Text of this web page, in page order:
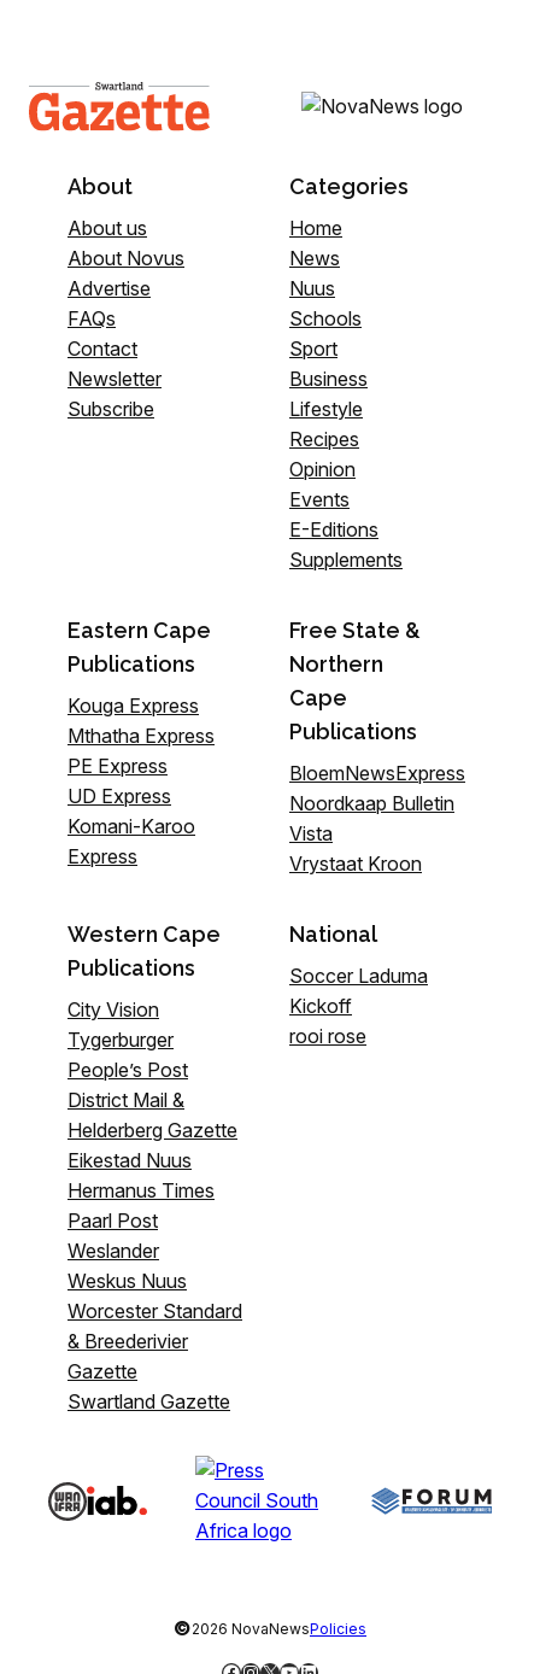
About
About us
About Novus
Advertise
FAQs
Contact
Newsletter
Subscribe
Categories
Home
News
Nuus
Schools
Sport
Business
Lifestyle
Recipes
Opinion
Events
E-Editions
Supplements
Eastern Cape
Publications
Kouga Express
Mthatha Express
PE Express
UD Express
Komani-Karoo
Express
Free State &
Northern
Cape
Publications
BloemNewsExpress
Noordkaap Bulletin
Vista
Vrystaat Kroon
Western Cape
Publications
City Vision
Tygerburger
People’s Post
District Mail &
Helderberg Gazette
Eikestad Nuus
Hermanus Times
Paarl Post
Weslander
Weskus Nuus
Worcester Standard
& Breederivier
Gazette
Swartland Gazette
National
Soccer Laduma
Kickoff
rooi rose
©2026 NovaNewsPolicies